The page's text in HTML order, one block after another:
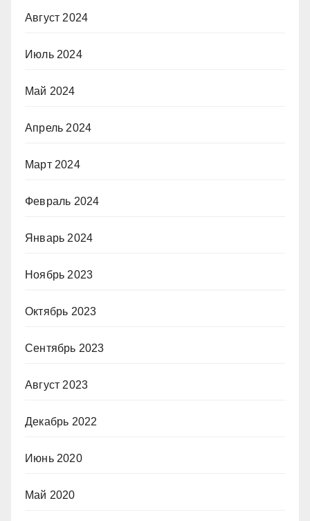
Август 2024
Июль 2024
Май 2024
Апрель 2024
Март 2024
Февраль 2024
Январь 2024
Ноябрь 2023
Октябрь 2023
Сентябрь 2023
Август 2023
Декабрь 2022
Июнь 2020
Май 2020